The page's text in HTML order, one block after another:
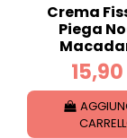
Crema
Piega